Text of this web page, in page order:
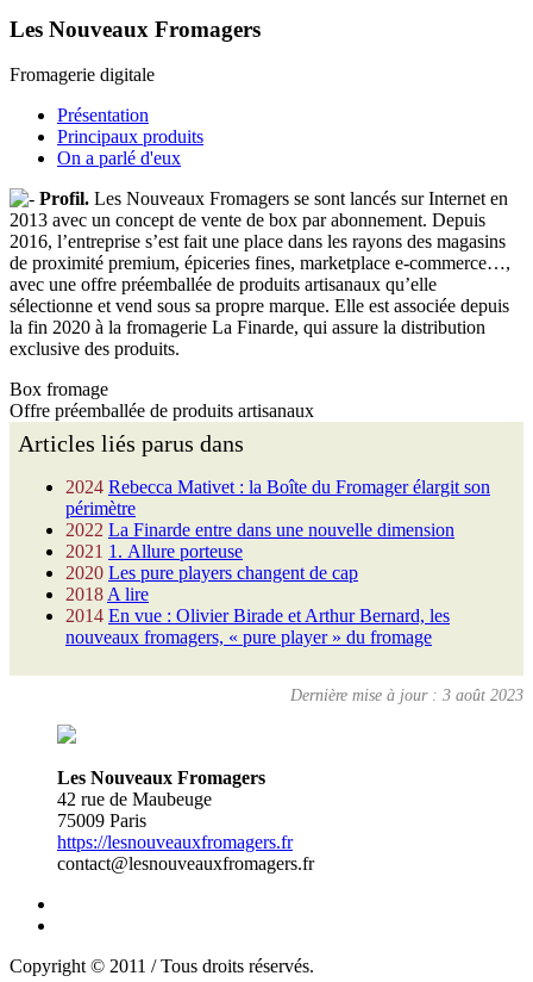
Les Nouveaux Fromagers
Fromagerie digitale
Présentation
Principaux produits
On a parlé d'eux
Profil. Les Nouveaux Fromagers se sont lancés sur Internet en
2013 avec un concept de vente de box par abonnement. Depuis
2016, l’entreprise s’est fait une place dans les rayons des magasins
de proximité premium, épiceries fines, marketplace e-commerce…,
avec une offre préemballée de produits artisanaux qu’elle
sélectionne et vend sous sa propre marque. Elle est associée depuis
la fin 2020 à la fromagerie La Finarde, qui assure la distribution
exclusive des produits.
Box fromage
Offre préemballée de produits artisanaux
Articles liés parus dans
2024 Rebecca Mativet : la Boîte du Fromager élargit son
périmètre
2022 La Finarde entre dans une nouvelle dimension
2021 1. Allure porteuse
2020 Les pure players changent de cap
2018A lire
2014 En vue : Olivier Birade et Arthur Bernard, les
nouveaux fromagers, « pure player » du fromage
Dernière mise à jour : 3 août 2023
Les Nouveaux Fromagers
42 rue de Maubeuge
75009 Paris
https://lesnouveauxfromagers.fr
contact@lesnouveauxfromagers.fr
Copyright © 2011 / Tous droits réservés.